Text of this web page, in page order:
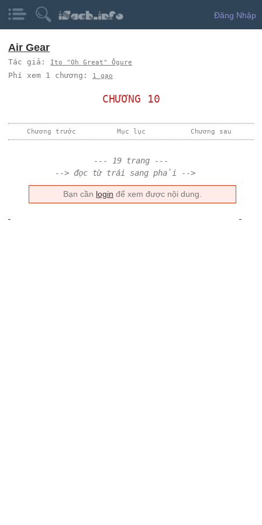
Đăng Nhập
Air Gear
Tác giả: Ito "Oh Great" Ōgure
Phí xem 1 chương: 1 gạo
CHƯƠNG 10
Chương trước Mục lục Chương sau
--- 19 trang ---
--> đọc từ trái sang phải -->
Bạn cần login để xem được nội dung.